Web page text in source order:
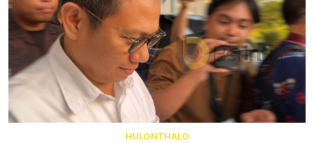
HULONTHALO